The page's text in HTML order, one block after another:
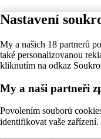
Nastavení
My a našich 18 partnerů
také personalizovanou
kliknutím na odkaz
My a naši partneři
Povolením souborů
identifikovat vaše zařízení.